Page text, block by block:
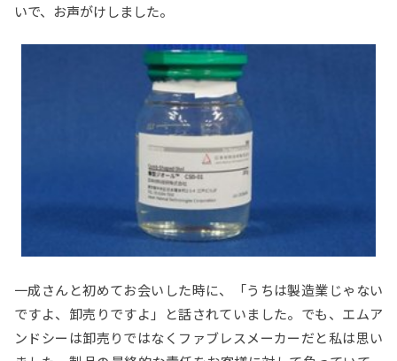
いで、お声がけしました。
一成さんと初めてお会いした時に、「うちは製造業じゃない
ですよ、卸売りですよ」と話されていました。でも、エムア
ンドシーは卸売りではなくファブレスメーカーだと私は思い